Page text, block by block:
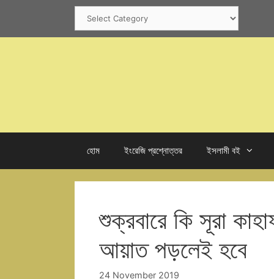
content
হোম ইংরেজি প্রশ্নোত্তর ইসলামী বই
শুক্রবারে কি সূরা
আয়াত পড়লেই হবে
24 November 2019